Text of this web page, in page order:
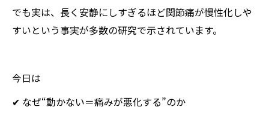
でも実は、長く安静にしすぎるほど関節痛が慢性化しや
すいという事実が多数の研究で示されています。
今日は
✔ なぜ“動かない＝痛みが悪化する”のか